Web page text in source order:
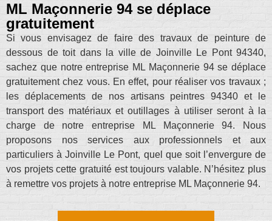
ML Maçonnerie 94 se déplace
gratuitement
Si vous envisagez de faire des travaux de peinture de
dessous de toit dans la ville de Joinville Le Pont 94340,
sachez que notre entreprise ML Maçonnerie 94 se déplace
gratuitement chez vous. En effet, pour réaliser vos travaux ;
les déplacements de nos artisans peintres 94340 et le
transport des matériaux et outillages à utiliser seront à la
charge de notre entreprise ML Maçonnerie 94. Nous
proposons nos services aux professionnels et aux
particuliers à Joinville Le Pont, quel que soit l’envergure de
vos projets cette gratuité est toujours valable. N’hésitez plus
à remettre vos projets à notre entreprise ML Maçonnerie 94.